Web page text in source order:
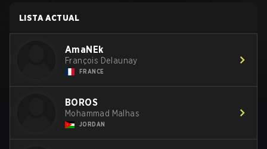
LISTA ACTUAL
AmaNEk
François Delaunay
FRANCE
BOROS
Mohammad Malhas
JORDAN